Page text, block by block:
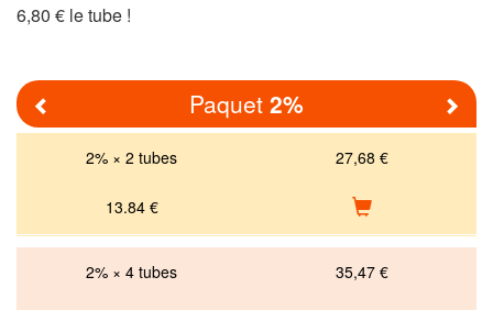
6,80 € le tube !
Paquet 2%
2% × 2 tubes 27,68 €
13.84 €
2% × 4 tubes 35,47 €